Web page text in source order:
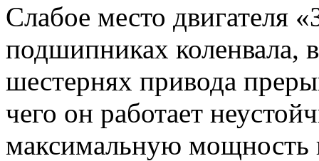
Слабое место двигателя
подшипниках коленвала,
шестернях привода
чего он работает
максимальную мощность